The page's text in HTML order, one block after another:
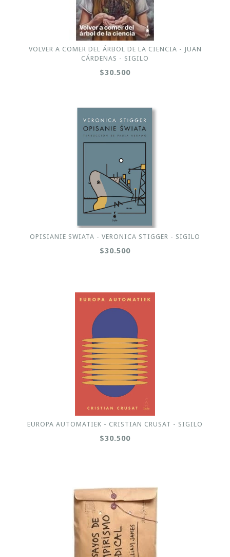
VOLVER A COMER DEL ÁRBOL DE LA CIENCIA - JUAN
CÁRDENAS - SIGILO
$30.500
OPISIANIE SWIATA - VERONICA STIGGER - SIGILO
$30.500
EUROPA AUTOMATIEK - CRISTIAN CRUSAT - SIGILO
$30.500